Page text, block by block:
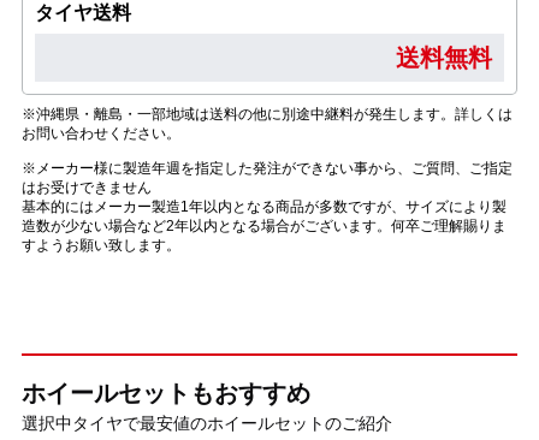
タイヤ送料
送料無料
※沖縄県・離島・一部地域は送料の他に別途中継料が発生します。詳しくは
お問い合わせください。
※メーカー様に製造年週を指定した発注ができない事から、ご質問、ご指定
はお受けできません
基本的にはメーカー製造1年以内となる商品が多数ですが、サイズにより製
造数が少ない場合など2年以内となる場合がございます。何卒ご理解賜りま
すようお願い致します。
ホイールセットもおすすめ
選択中タイヤで最安値のホイールセットのご紹介